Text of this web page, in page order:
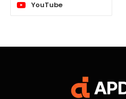
YouTube